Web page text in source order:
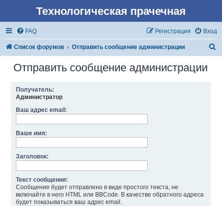
Технологическая прачечная
FAQ Вход
Регистрация
Список форумов Отправить сообщение администрации
Отправить сообщение администрации
Получатель:
Администратор
Ваш адрес email:
Ваше имя:
Заголовок:
Текст сообщения:
Сообщение будет отправлено в виде простого текста, не
включайте в него HTML или BBCode. В качестве обратного адреса
будет показываться ваш адрес email.